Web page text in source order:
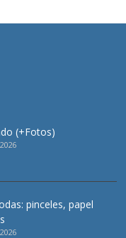
(+Fotos)
pinceles, papel